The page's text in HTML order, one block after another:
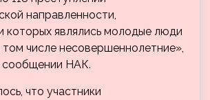
направленности,
которых являлись молодые люди
числе несовершеннолетние»,
сообщении НАК.
что участники